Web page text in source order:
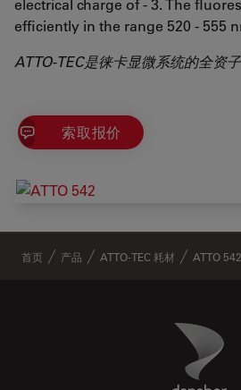
electrical charge of - 3. The
efficiently in the range 520 - 555
ATTO-TEC是徕卡显微系统的全资
索取报价
首页 产品 ATTO-TEC 耗材 ATTO 542
Danaher